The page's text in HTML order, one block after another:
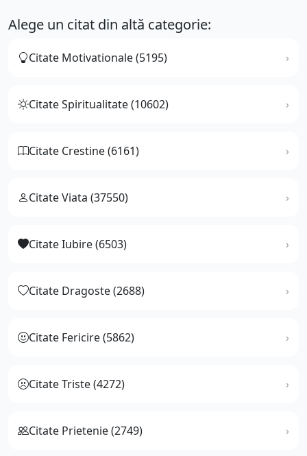
Alege un citat din altă categorie:
Citate Motivationale (5195)
Citate Spiritualitate (10602)
Citate Crestine (6161)
Citate Viata (37550)
Citate Iubire (6503)
Citate Dragoste (2688)
Citate Fericire (5862)
Citate Triste (4272)
Citate Prietenie (2749)